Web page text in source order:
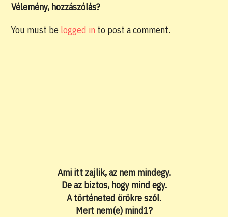
Vélemény, hozzászólás?
You must be logged in to post a comment.
Ami itt zajlik, az nem mindegy.
De az biztos, hogy mind egy.
A történeted örökre szól.
Mert nem(e) mind1?